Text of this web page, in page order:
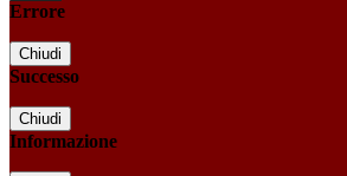
Errore
Chiudi
Successo
Chiudi
Informazione